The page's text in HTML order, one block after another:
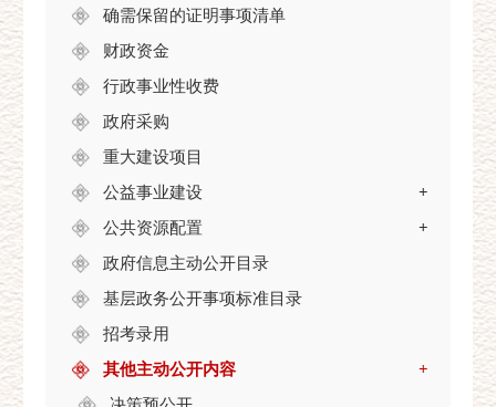
确需保留的证明事项清单
财政资金
行政事业性收费
政府采购
重大建设项目
公益事业建设
+
公共资源配置
+
政府信息主动公开目录
基层政务公开事项标准目录
招考录用
其他主动公开内容
+